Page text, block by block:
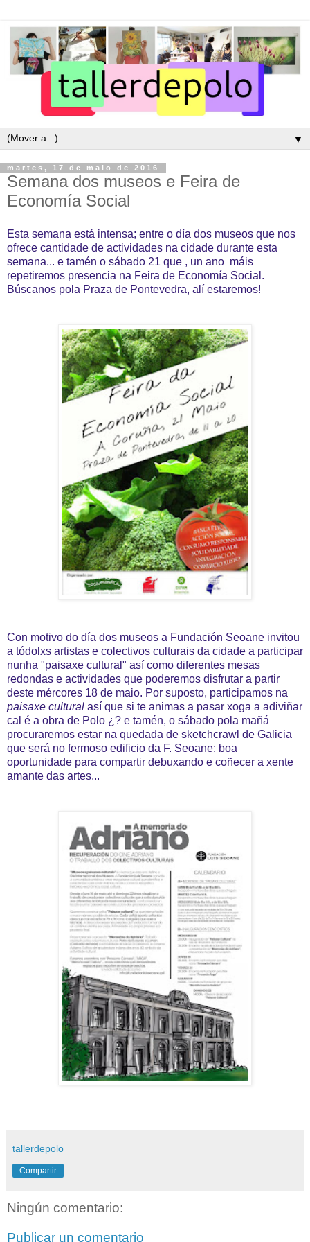
▼
martes, 17 de maio de 2016
Semana dos museos e Feira de
Economía Social
Esta semana está intensa; entre o día dos museos que nos
ofrece cantidade de actividades na cidade durante esta
semana... e tamén o sábado 21 que , un ano máis
repetiremos presencia na Feira de Economía Social.
Búscanos pola Praza de Pontevedra, alí estaremos!
Con motivo do día dos museos a Fundación Seoane invitou
a tódolxs artistas e colectivos culturais da cidade a participar
nunha "paisaxe cultural" así como diferentes mesas
redondas e actividades que poderemos disfrutar a partir
deste mércores 18 de maio. Por suposto, participamos na
paisaxe cultural así que si te animas a pasar xoga a adiviñar
cal é a obra de Polo ¿? e tamén, o sábado pola mañá
procuraremos estar na quedada de sketchcrawl de Galicia
que será no fermoso edificio da F. Seoane: boa
oportunidade para compartir debuxando e coñecer a xente
amante das artes...
tallerdepolo
Compartir
Ningún comentario:
Publicar un comentario